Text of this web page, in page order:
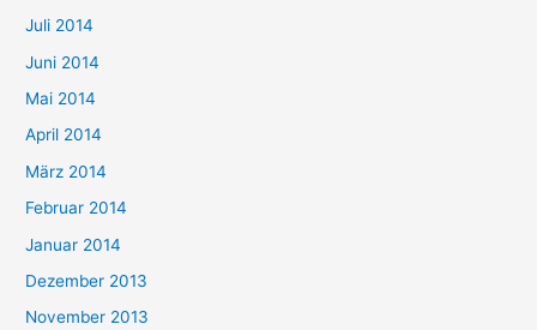
Juli 2014
Juni 2014
Mai 2014
April 2014
März 2014
Februar 2014
Januar 2014
Dezember 2013
November 2013